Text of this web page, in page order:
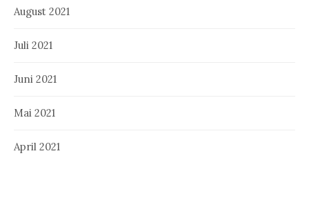
August 2021
Juli 2021
Juni 2021
Mai 2021
April 2021